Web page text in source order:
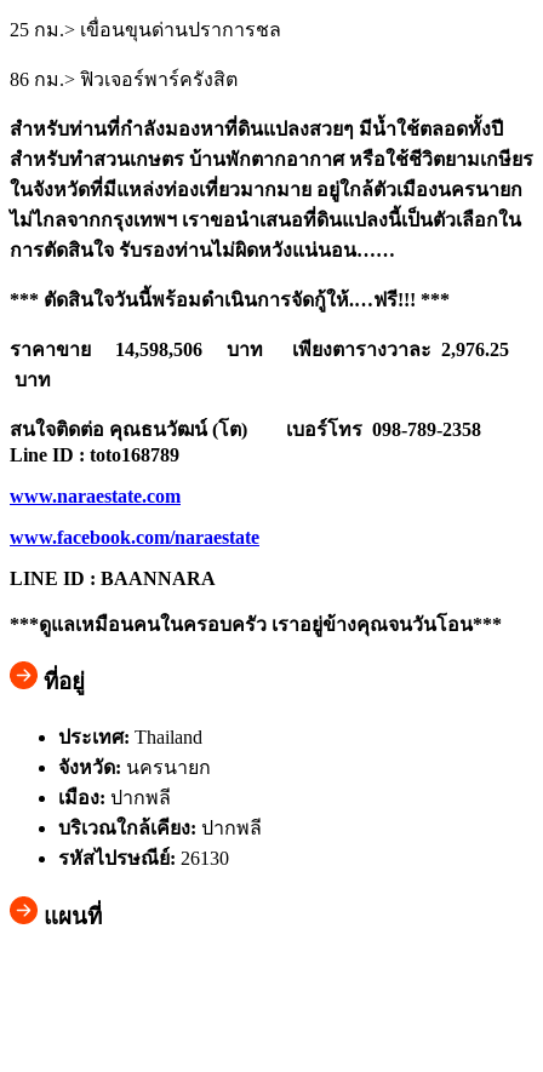
25 กม.> เขื่อนขุนด่านปราการชล
86 กม.> ฟิวเจอร์พาร์ครังสิต
สำหรับท่านที่กำลังมองหาที่ดินแปลงสวยๆ มีน้ำใช้ตลอดทั้งปี
สำหรับทำสวนเกษตร บ้านพักตากอากาศ หรือใช้ชีวิตยามเกษียร
ในจังหวัดที่มีแหล่งท่องเที่ยวมากมาย อยู่ใกล้ตัวเมืองนครนายก
ไม่ไกลจากกรุงเทพฯ เราขอนำเสนอที่ดินแปลงนี้เป็นตัวเลือกใน
การตัดสินใจ รับรองท่านไม่ผิดหวังแน่นอน……
*** ตัดสินใจวันนี้พร้อมดำเนินการจัดกู้ให้.…ฟรี!!! ***
ราคาขาย 14,598,506 บาท เพียงตารางวาละ 2,976.25
บาท
สนใจติดต่อ คุณธนวัฒน์ (โต) เบอร์โทร 098-789-2358
Line ID : toto168789
www.naraestate.com
www.facebook.com/naraestate
LINE ID : BAANNARA
***ดูแลเหมือนคนในครอบครัว เราอยู่ข้างคุณจนวันโอน***
ที่อยู่
ประเทศ: Thailand
จังหวัด: นครนายก
เมือง: ปากพลี
บริเวณใกล้เคียง: ปากพลี
รหัสไปรษณีย์: 26130
แผนที่